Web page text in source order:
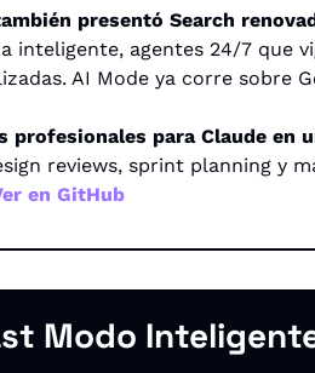
presentó Search
inteligente, agentes 24/7 que
AI Mode ya corre sobre
profesionales para Claude en
reviews, sprint planning y
en GitHub
Modo